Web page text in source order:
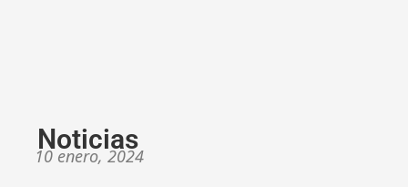
Noticias
10 enero, 2024